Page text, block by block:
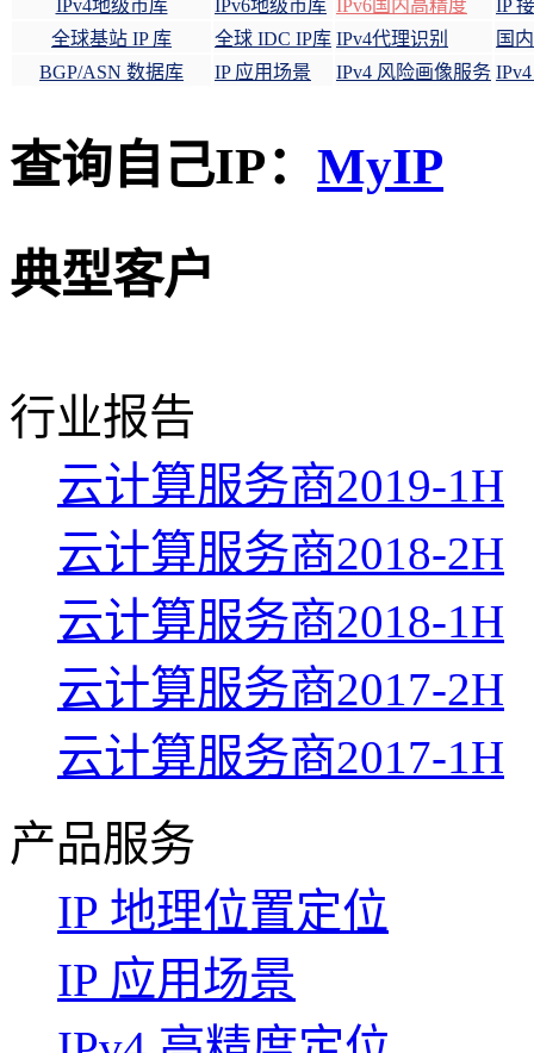
IPv4地级市库 IPv6地级市库 IPv6国内高精度
IP
全球基站 IP 库
全球 IDC IP库 IPv4代理识别
国
BGP/ASN 数据库
IP 应用场景 IPv4 风险画像服务
查询自己IP： MyIP
典型客户
行业报告
云计算服务商2019-1H
云计算服务商2018-2H
云计算服务商2018-1H
云计算服务商2017-2H
云计算服务商2017-1H
产品服务
IP 地理位置定位
IP 应用场景